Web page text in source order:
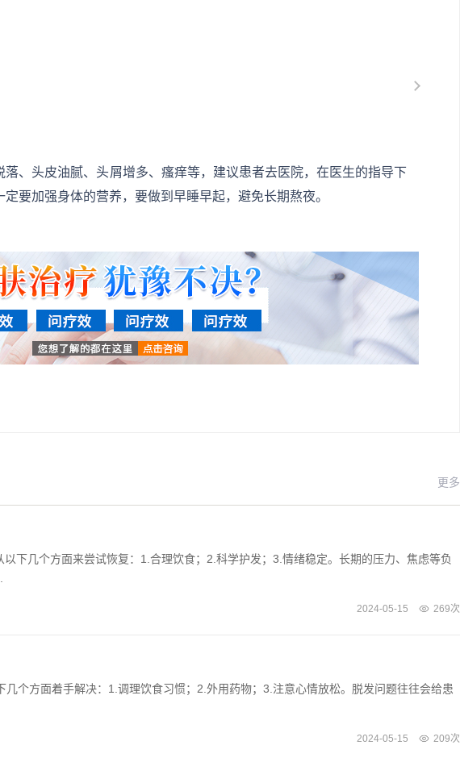
、头皮油腻、头屑增多、瘙痒等，建议患者去医院，在医生的指导下
要加强身体的营养，要做到早睡早起，避免长期熬夜。
更多
下几个方面来尝试恢复：1.合理饮食；2.科学护发；3.情绪稳定。长期的压力、焦虑等负
2024-05-15 269次
个方面着手解决：1.调理饮食习惯；2.外用药物；3.注意心情放松。脱发问题往往会给患
2024-05-15 209次